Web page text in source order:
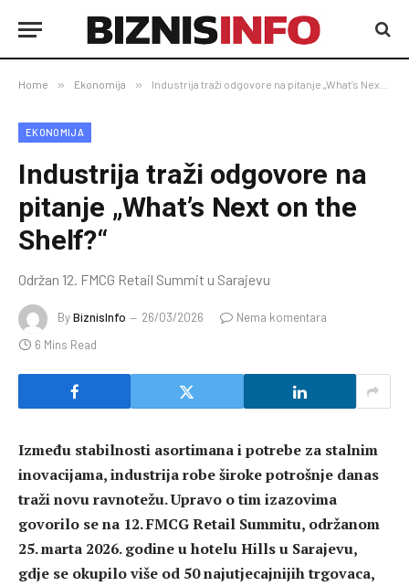
Home » Ekonomija » Industrija traži odgovore na pitanje „What’s Next on the Shelf?“
EKONOMIJA
Industrija traži odgovore na
pitanje „What’s Next on the
Shelf?“
Održan 12. FMCG Retail Summit u Sarajevu
ByBiznisInfo 26/03/2026
Nema komentara
6 Mins Read
Između stabilnosti asortimana i potrebe za stalnim
inovacijama, industrija robe široke potrošnje danas
traži novu ravnotežu. Upravo o tim izazovima
govorilo se na 12. FMCG Retail Summitu, održanom
25. marta 2026. godine u hotelu Hills u Sarajevu,
gdje se okupilo više od 50 najutjecajnijih trgovaca,